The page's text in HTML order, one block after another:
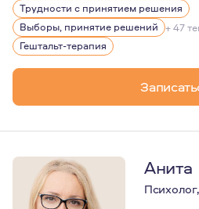
Трудности с принятием решения
Выборы, принятие решений + 47
Гештальт-терапия
Анита